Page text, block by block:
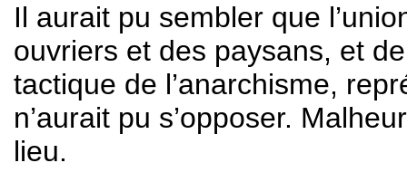
Il aurait pu sembler que
ouvriers et des paysans, et
tactique de l’anarchisme,
n’aurait pu s’opposer.
lieu.